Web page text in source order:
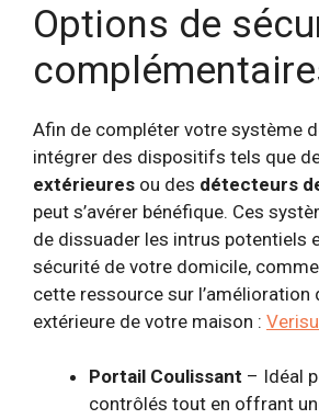
Options de
Afin de compléter votre système
intégrer des dispositifs tels que
extérieures ou des détecteurs
peut s’avérer bénéfique. Ces
de dissuader les intrus potentiels
sécurité de votre domicile,
cette ressource sur l’amélioration
extérieure de votre maison :
Portail Coulissant – Idéal
contrôlés tout en offrant